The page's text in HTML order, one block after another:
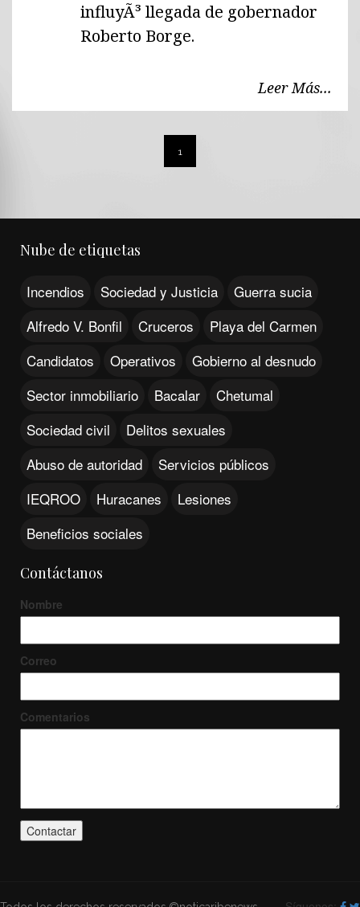
influyÃ³ llegada de gobernador
Roberto Borge.
Leer Más...
1
Nube de etiquetas
Incendios Sociedad y Justicia
Guerra sucia
Alfredo V. Bonfil
Cruceros
Playa del Carmen
Candidatos
Operativos
Gobierno al desnudo
Sector inmobiliario
Bacalar
Chetumal
Sociedad civil
Delitos sexuales
Abuso de autoridad
Servicios públicos
IEQROO
Huracanes
Lesiones
Beneficios sociales
Contáctanos
Nombre
Correo
Comentarios